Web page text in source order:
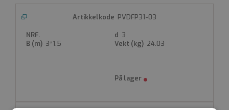
PVDFP31
PVDF-plate, Natur
PVDFP31-03
3
3*1.5
24.03